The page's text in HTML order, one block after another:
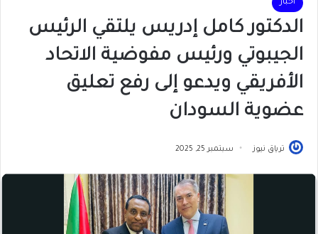
اخبار
الدكتور كامل إدريس يلتقي الرئيس
الجيبوتي ورئيس مفوضية الاتحاد
الأفريقي ويدعو إلى رفع تعليق
عضوية السودان
ترياق نيوز سبتمبر 25, 2025